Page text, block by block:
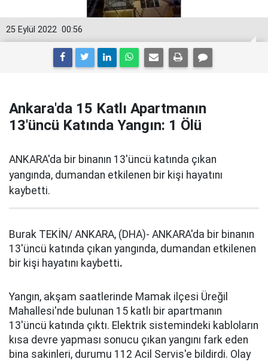
00:56
25 Eylül 2022
Ankara'da 15 Katlı Apartmanın
13'üncü Katında Yangın: 1 Ölü
ANKARA'da bir binanın 13'üncü katında çıkan
yangında, dumandan etkilenen bir kişi hayatını
kaybetti.
Burak TEKİN/ ANKARA, (DHA)- ANKARA'da bir binanın
13'üncü katında çıkan yangında, dumandan etkilenen
bir kişi hayatını kaybetti.
Yangın, akşam saatlerinde Mamak ilçesi Üreğil
Mahallesi'nde bulunan 15 katlı bir apartmanın
13'üncü katında çıktı. Elektrik sistemindeki kabloların
kısa devre yapması sonucu çıkan yangını fark eden
bina sakinleri, durumu 112 Acil Servis'e bildirdi. Olay